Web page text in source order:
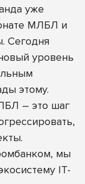
уже
МЛБЛ и
Сегодня
уровень
этому.
– это шаг
мы
IT-